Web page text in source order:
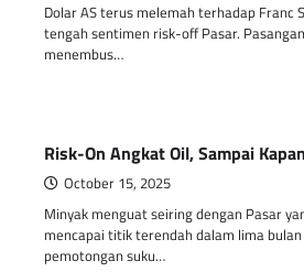
Dolar AS terus melemah terhadap Franc
tengah sentimen risk-off Pasar.
menembus…
Risk-On Angkat Oil, Sampai
October 15, 2025
Minyak menguat seiring dengan Pasar
mencapai titik terendah dalam lima
pemotongan suku…